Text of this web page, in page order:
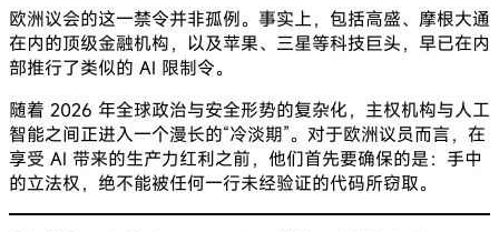
欧洲议会的这一禁令并非孤例。事实上，包括高盛、摩根大通
在内的顶级金融机构，以及苹果、三星等科技巨头，早已在内
部推行了类似的 AI 限制令。
随着 2026 年全球政治与安全形势的复杂化，主权机构与人工
智能之间正进入一个漫长的“冷淡期”。对于欧洲议员而言，在
享受 AI 带来的生产力红利之前，他们首先要确保的是：手中
的立法权，绝不能被任何一行未经验证的代码所窃取。